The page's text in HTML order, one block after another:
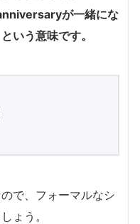
が一緒にな
いう意味です。
で、フォーマルなシ
ょう。